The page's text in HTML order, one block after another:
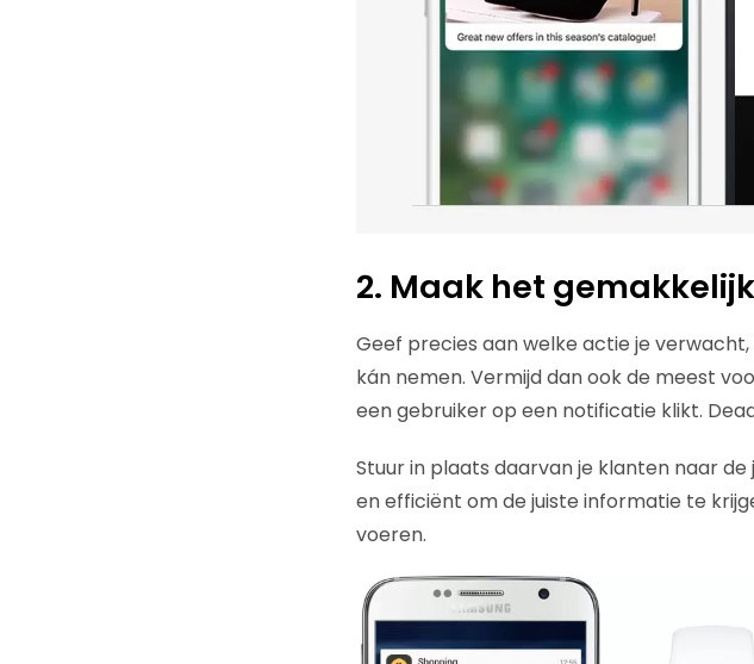
2. Maak het gemakkelijk
Geef precies aan welke actie je
kán nemen. Vermijd dan ook de meest
een gebruiker op een notificatie klikt.
Stuur in plaats daarvan je klanten naar
en efficiënt om de juiste informatie te
voeren.